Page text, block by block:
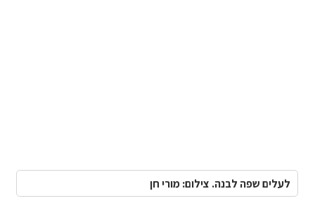
לעלים שפה לבנה. צילום: מורי חן